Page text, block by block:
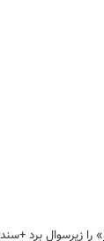
را زیرسوال برد +سند